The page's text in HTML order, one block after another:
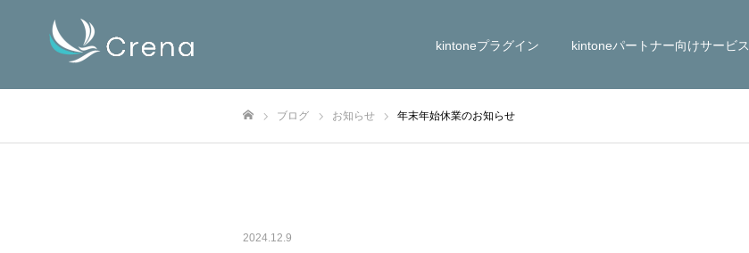
kintoneプラグイン kintoneパートナー向けサービス
ブログ お知らせ 年末年始休業のお知らせ
2024.12.9